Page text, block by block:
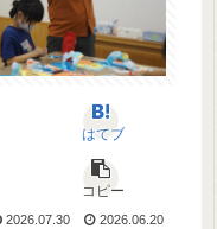
はてブ
コピー
2026.07.30 2026.06.20